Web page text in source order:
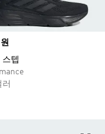
스텝
러